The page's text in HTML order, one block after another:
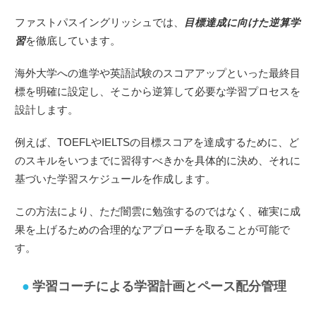
ファストパスイングリッシュでは、
目標達成に向けた逆算学
習を徹底しています。
海外大学への進学や英語試験のスコアアップといった最終目
標を明確に設定し、そこから逆算して必要な学習プロセスを
設計します。
例えば、TOEFLやIELTSの目標スコアを達成するために、ど
のスキルをいつまでに習得すべきかを具体的に決め、それに
基づいた学習スケジュールを作成します。
この方法により、ただ闇雲に勉強するのではなく、確実に成
果を上げるための合理的なアプローチを取ることが可能で
す。
学習コーチによる学習計画とペース配分管理